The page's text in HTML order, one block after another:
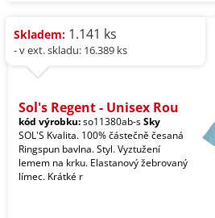
Skladem: 1.141 ks
- v ext. skladu: 16.389 ks
Sol's Regent - Unisex Rou
kód výrobku:so11380ab-sSky
SOL'S Kvalita. 100% částečně česaná
Ringspun bavlna. Styl. Vyztužení
lemem na krku. Elastanový žebrovaný
límec. Krátké r